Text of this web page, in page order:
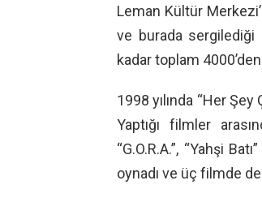
Leman Kültür
ve burada sergilediği
kadar toplam
1998 yılında “Her
Yaptığı filmler
“G.O.R.A.”, “Yahşi
oynadı ve üç filmde